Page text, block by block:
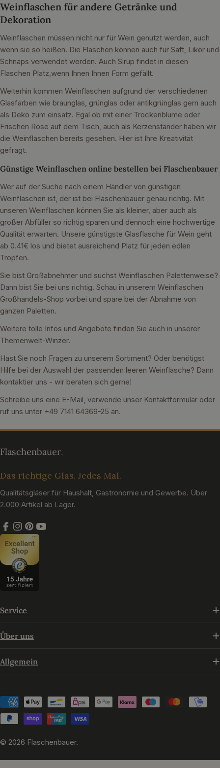
Weinflaschen für andere Getränke und
Dekoration
Weinflaschen müssen nicht nur für Wein genutzt werden, auch
wenn sie so heißen. Die Flaschen können auch für Saft, Likör und
Schnaps verwendet werden. Auch Sirup findet in diesen
Flaschen Platz,wenn Ihnen Ihnen Form gefällt.
Weiterhin kommen Weinflaschen aufgrund der verschiedenen
Glasfarben wie braunglas, grünglas oder antikgrünglas gern auch
als Deko zum einsatz. Egal ob mit einer Trockenblume oder
Frischen Rose auf dem Tisch, auch als Kerzenständer haben wir
die Weinflaschen bereits gesehen. Hier ist Ihre Kreativität
gefragt.
Günstige Weinflaschen online bestellen bei Flaschenbauer
Wer auf der Suche nach einem Händler von günstigen
Weinflaschen ist, der ist bei Flaschenbauer genau richtig. Mit
unseren Weinflaschen können Sie als kleiner, aber auch als
großer Abfüller so richtig sparen und dennoch eine hochwertige
Qualität erwarten. Unsere günstigste Glasflasche für Wein geht
ab 0.41€ los und bietet ausreichend Platz für jeden edlen
Tropfen.
Sie bist Großabnehmer und suchst Weinflaschen Palettenweise?
Dann bist Sie bei uns richtig. Schau in unserem Weinflaschen
Großhandels-Shop vorbei und spare bei der Abnahme von
ganzen Paletten.
Weitere tolle Infos und Angebote finden Sie auch in unserer
Themenwelt-Winzer.
Hast Sie noch Fragen zu unserem Sortiment? Oder benötigst
Hilfe bei der Auswahl der passenden leeren Weinflasche? Dann
kontaktier uns - wir beraten sich gerne!
Schreibe uns eine E-Mail, verwende unser Kontaktformular oder
ruf uns unter +49 7141 64369-25 an.
Das richtige Glas. Jedes Mal.
Qualitätsgläser für Haushalt, Gastronomie und Gewerbe. Über
2.000 Artikel ab Lager.
Facebook
Instagram
Pinterest
YouTube
Service
Über uns
Allgemein
Zahlungsmethoden
© 2026 Flaschenbauer.